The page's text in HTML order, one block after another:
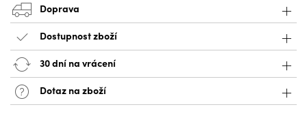
Doprava
Dostupnost zboží
30 dní na vrácení
Dotaz na zboží